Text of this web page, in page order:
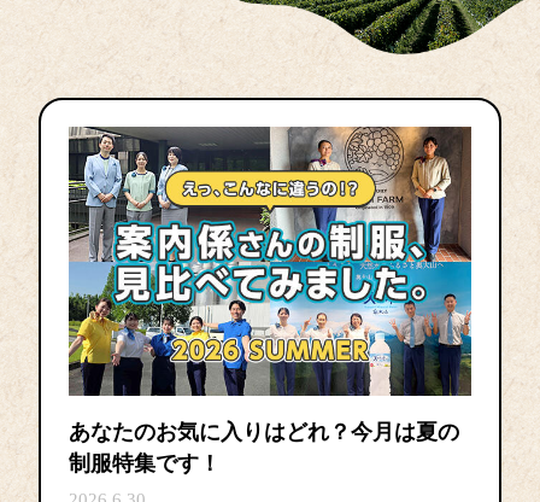
あなたのお気に入りはどれ？今月は夏の
制服特集です！